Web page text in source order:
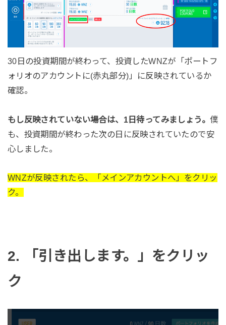
30日の投資期間が終わって、投資したWNZが「ポートフ
ォリオのアカウントに(赤丸部分)」に反映されているか
確認。
もし反映されていない場合は、1日待ってみましょう。僕
も、投資期間が終わった次の日に反映されていたので安
心しました。
WNZが反映されたら、「メインアカウントへ」をクリッ
ク。
2. 「引き出します。」をクリッ
ク